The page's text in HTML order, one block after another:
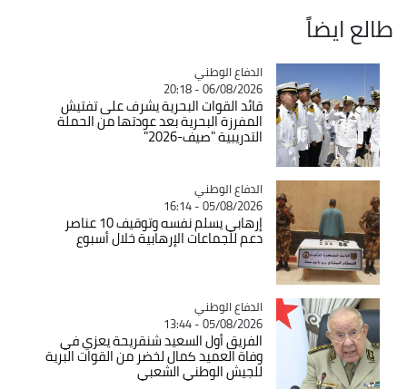
طالع ايضاً
Catégorie
الدفاع الوطني
06/08/2026 - 20:18
قائد القوات البحرية يشرف على تفتيش
المفرزة البحرية بعد عودتها من الحملة
التدريبية "صيف-2026"
Catégorie
الدفاع الوطني
05/08/2026 - 16:14
إرهابي يسلم نفسه وتوقيف 10 عناصر
دعم للجماعات الإرهابية خلال أسبوع
Catégorie
الدفاع الوطني
05/08/2026 - 13:44
الفريق أول السعيد شنقريحة يعزي في
وفاة العميد كمال لخضر من القوات البرية
للجيش الوطني الشعبي